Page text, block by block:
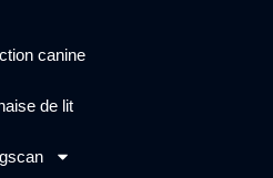
canine
de lit